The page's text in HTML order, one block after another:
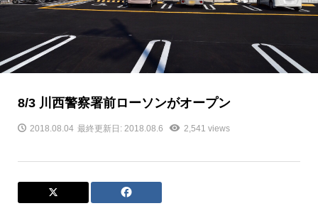
8/3 川西警察署前ローソンがオープン
2018.08.04 最終更新日: 2018.08.6 2,541 views